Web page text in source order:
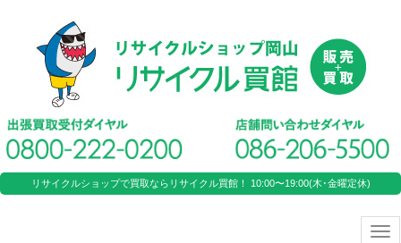
リサイクルショップで買取ならリサイクル買館！ 10:00〜19:00(木･金曜定休)